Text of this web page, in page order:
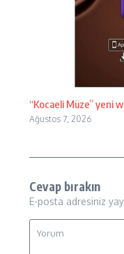
“Kocaeli Müze” yeni
Ağustos 7, 2026
Cevap bırakın
E-posta adresiniz